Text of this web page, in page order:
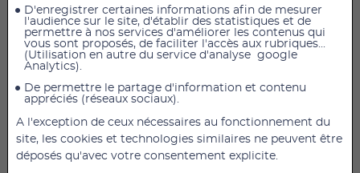
AJOUTER AU PANIER
Rollator 4 roues R08 Bleu
Prise en charge LPP
Description
Déambulateur robuste et léger de la dernière
génération, conçu pour offrir stabilité, confort et
D'enregistrer certaines informations afin de mesurer
l'audience sur le site, d'établir des statistiques et de
permettre à nos services d'améliorer les contenus qui
vous sont proposés, de faciliter l'accès aux rubriques...
(Utilisation en autre du service d'analyse google
Analytics).
De permettre le partage d'information et contenu
appréciés (réseaux sociaux).
A l'exception de ceux nécessaires au fonctionnement du
site, les cookies et technologies similaires ne peuvent être
déposés qu'avec votre consentement explicite.